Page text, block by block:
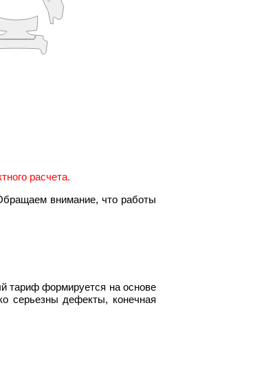
расчета.
внимание, что работы
тариф формируется на основе
серьезны дефекты, конечная